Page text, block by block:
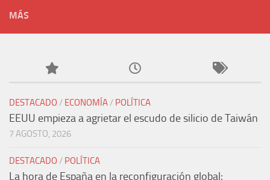
MÁS
DESTACADO / ECONOMÍA/ POLÍTICA
EEUU empieza a agrietar el escudo de silicio de Taiwán
7 AGOSTO, 2026
DESTACADO / POLÍTICA
La hora de España en la reconfiguración global: